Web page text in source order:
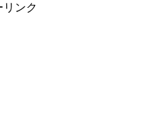
リンク